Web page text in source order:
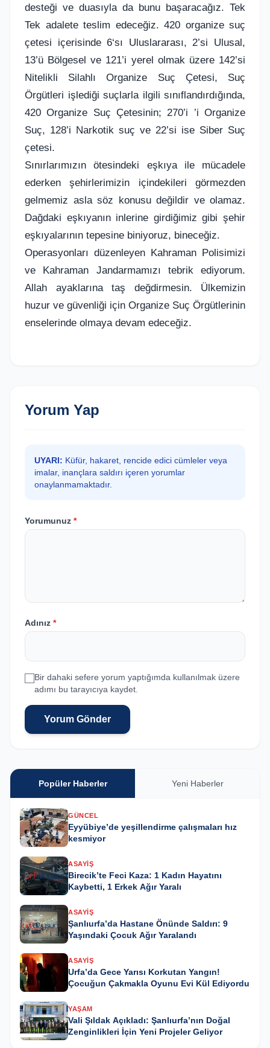
desteği ve duasıyla da bunu başaracağız. Tek
Tek adalete teslim edeceğiz. 420 organize suç
çetesi içerisinde 6‘sı Uluslararası, 2’si Ulusal,
13’ü Bölgesel ve 121’i yerel olmak üzere 142’si
Nitelikli Silahlı Organize Suç Çetesi, Suç
Örgütleri işlediği suçlarla ilgili sınıflandırdığında,
420 Organize Suç Çetesinin; 270’i ’i Organize
Suç, 128’i Narkotik suç ve 22’si ise Siber Suç
çetesi.
Sınırlarımızın ötesindeki eşkıya ile mücadele
ederken şehirlerimizin içindekileri görmezden
gelmemiz asla söz konusu değildir ve olamaz.
Dağdaki eşkıyanın inlerine girdiğimiz gibi şehir
eşkıyalarının tepesine biniyoruz, bineceğiz.
Operasyonları düzenleyen Kahraman Polisimizi
ve Kahraman Jandarmamızı tebrik ediyorum.
Allah ayaklarına taş değdirmesin. Ülkemizin
huzur ve güvenliği için Organize Suç Örgütlerinin
enselerinde olmaya devam edeceğiz.
Yorum Yap
UYARI: Küfür, hakaret, rencide edici cümleler veya
imalar, inançlara saldırı içeren yorumlar
onaylanmamaktadır.
Yorumunuz *
Adınız *
Bir dahaki sefere yorum yaptığımda kullanılmak üzere
adımı bu tarayıcıya kaydet.
Yorum Gönder
Popüler Haberler Yeni Haberler
GÜNCEL
Eyyübiye’de yeşillendirme çalışmaları hız
kesmiyor
ASAYIŞ
Birecik’te Feci Kaza: 1 Kadın Hayatını
Kaybetti, 1 Erkek Ağır Yaralı
ASAYIŞ
Şanlıurfa’da Hastane Önünde Saldırı: 9
Yaşındaki Çocuk Ağır Yaralandı
ASAYIŞ
Urfa’da Gece Yarısı Korkutan Yangın!
Çocuğun Çakmakla Oyunu Evi Kül Ediyordu
YAŞAM
Vali Şıldak Açıkladı: Şanlıurfa’nın Doğal
Zenginlikleri İçin Yeni Projeler Geliyor